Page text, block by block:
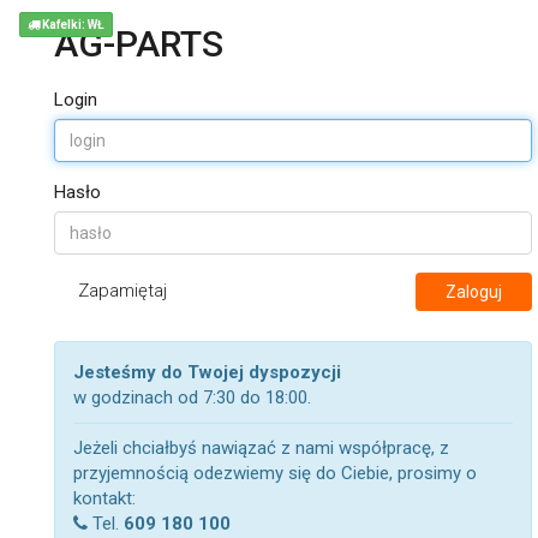
AG-PARTS
Login
Hasło
Zapamiętaj Zaloguj
Jesteśmy do Twojej dyspozycji
w godzinach od 7:30 do 18:00.
Jeżeli chciałbyś nawiązać z nami współpracę, z
przyjemnością odezwiemy się do Ciebie, prosimy o
kontakt:
Tel. 609 180 100
Kafelki: WŁ